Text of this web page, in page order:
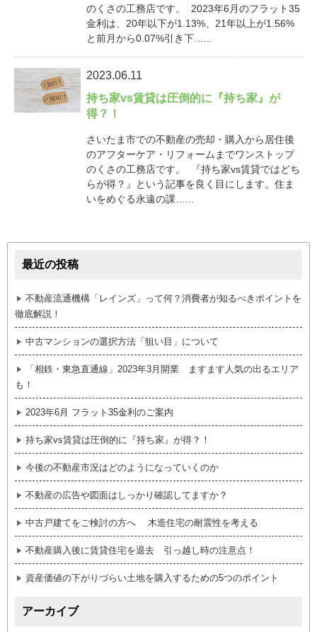
のくさの工務店です。 2023年6月のフラット35
金利は、20年以下が1.13%、21年以上が1.56%
と前月から0.07%引き下…...
2023.06.11
持ち家vs賃貸は圧倒的に『持ち家』が
得？！
さいたま市での不動産の売却・購入から居住後
のアフターケア・リフォームまでワンストップ
のくさの工務店です。 『持ち家vs賃貸ではどち
らが得？』という記事を良く目にします。住ま
いをめぐる永遠の課…...
最近の投稿
不動産流通機構「レインズ」って何？消費者が知るべきポイントを
徹底解説！
中古マンションの選択方法「狙い目」について
「相鉄・東急直通線」2023年3月開業 ますます人気の出るエリア
も！
2023年6月 フラット35金利のご案内
持ち家vs賃貸は圧倒的に『持ち家』が得？！
今後の不動産市況はどのようになっていくのか
不動産の広告や図面はしっかり確認してますか？
中古戸建てをご検討の方へ 木造住宅の耐震性を考える
不動産購入後に賃貸住宅を退去 引っ越し時の注意点！
資産価値の下がりづらい土地を購入するための5つのポイント
アーカイブ